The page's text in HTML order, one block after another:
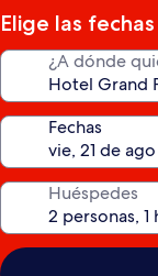
estrellas
Elige las
¿A dónde
Fechas
Huéspedes